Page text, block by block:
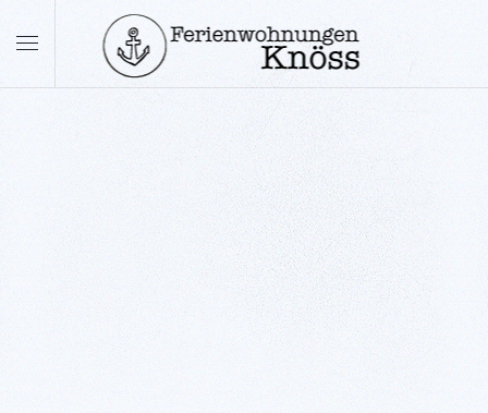
Skip to main content